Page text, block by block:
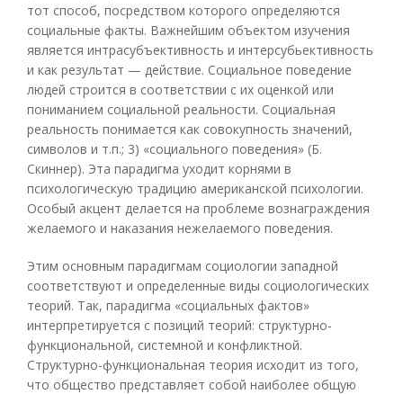
тот способ, посредством которого определяются
социальные факты. Важнейшим объектом изучения
является интрасубъективность и интерсубьективность
и как результат — действие. Социальное поведение
людей строится в соответствии с их оценкой или
пониманием социальной реальности. Социальная
реальность понимается как совокупность значений,
символов и т.п.; 3) «социального поведения» (Б.
Скиннер). Эта парадигма уходит корнями в
психологическую традицию американской психологии.
Особый акцент делается на проблеме вознаграждения
желаемого и наказания нежелаемого поведения.
Этим основным парадигмам социологии западной
соответствуют и определенные виды социологических
теорий. Так, парадигма «социальных фактов»
интерпретируется с позиций теорий: структурно-
функциональной, системной и конфликтной.
Структурно-функциональная теория исходит из того,
что общество представляет собой наиболее общую